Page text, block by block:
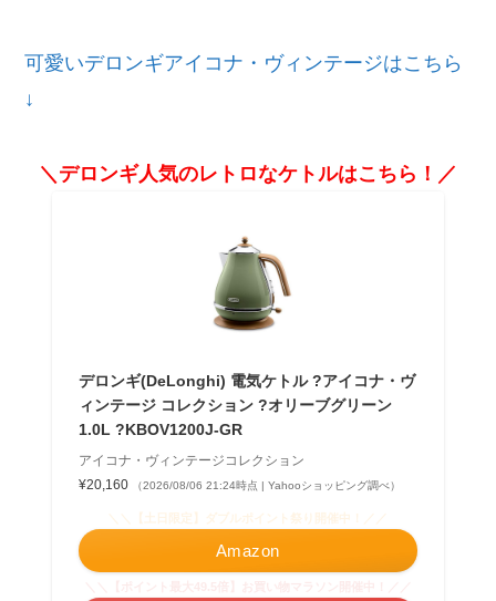
可愛いデロンギアイコナ・ヴィンテージはこちら
↓
＼デロンギ人気のレトロなケトルはこちら！／
デロンギ(DeLonghi) 電気ケトル ?アイコナ・ヴ
ィンテージ コレクション ?オリーブグリーン
1.0L ?KBOV1200J-GR
アイコナ・ヴィンテージコレクション
¥20,160
（2026/08/06 21:24時点 | Yahooショッピング調べ）
＼＼【土日限定】ダブルポイント祭り開催中！／／
Amazon